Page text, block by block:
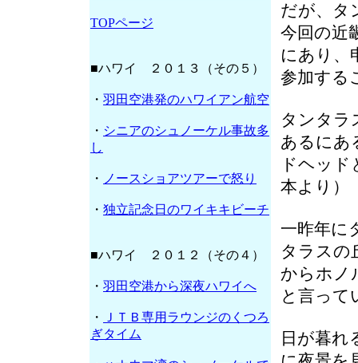
だが、タ
今回の近
にあり、
参加する
タンタラ
あるにあ
ドヘッ
本より）
一昨年に
タラスの
からホノ
と言って
日が暮れ
TOPページ
■ハワイ ２０１３（その５）
・ 羽田空港発のハワイアン航空
・ シニアのシュノーケル事故多
し
・ ノースショアツアーで怒り
・ 独立記念日のワイキキビーチ
■ハワイ ２０１２（その４）
・ 羽田空港から深夜ハワイへ
・
ＪＴＢ専用ラウンジのくつろ
ぎタイム